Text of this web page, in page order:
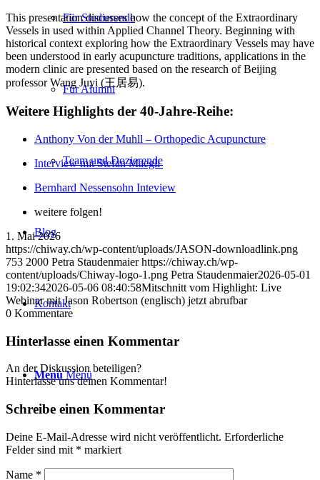
Für Studierende
Für Alumni
Team und Dozierende
Blog
Kontakt
Menü Menü
This presentation discusses how the concept of the Extraordinary
Vessels in used within Applied Channel Theory. Beginning with
historical context exploring how the Extraordinary Vessels may have
been understood in early acupuncture traditions, applications in the
modern clinic are presented based on the research of Beijing
professor Wang Juyi (王居易).
Weitere Highlights der 40-Jahre-Reihe:
Anthony Von der Muhll – Orthopedic Acupuncture
Interview mit Stefan Maegli
Bernhard Nessensohn Inteview
weitere folgen!
1. Mai 2026
https://chiway.ch/wp-content/uploads/JASON-downloadlink.png
753 2000 Petra Staudenmaier https://chiway.ch/wp-
content/uploads/Chiway-logo-1.png Petra Staudenmaier2026-05-01
19:02:342026-05-06 08:40:58Mitschnitt vom Highlight: Live
Webinar mit Jason Robertson (englisch) jetzt abrufbar
0 Kommentare
Hinterlasse einen Kommentar
An der Diskussion beteiligen?
Hinterlasse uns deinen Kommentar!
Schreibe einen Kommentar
Deine E-Mail-Adresse wird nicht veröffentlicht. Erforderliche
Felder sind mit * markiert
Name *